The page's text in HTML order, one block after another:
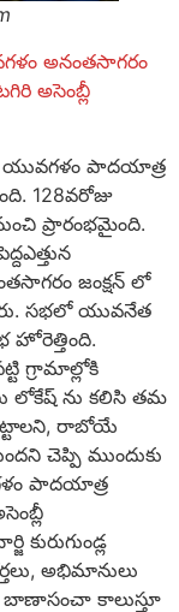
అనంతసాగరం
అసెంబ్లీ
యువగళం పాదయాత్ర
128వరోజు
ప్రారంభమైంది.
జంక్షన్ లో
సభలో యువనేత
హోరెత్తింది.
గ్రామాల్లోకి
లోకేష్ ను కలిసి తమ
రాబోయే
చెప్పి ముందుకు
పాదయాత్ర
కురుగుండ్ల
అభిమానులు
బాణాసంచా కాలుస్తూ